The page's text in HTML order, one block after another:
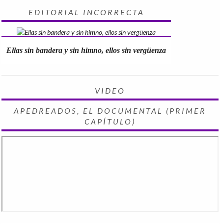
EDITORIAL INCORRECTA
Ellas sin bandera y sin himno, ellos sin vergüenza
VIDEO
APEDREADOS, EL DOCUMENTAL (PRIMER
CAPÍTULO)